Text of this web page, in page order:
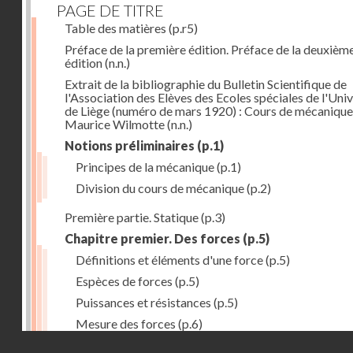
PAGE DE TITRE
Table des matières (p.r5)
Préface de la première édition. Préface de la
édition(n.n.)
Extrait de la bibliographie du Bulletin Scientifique de
l'Association des Elèves des Ecoles spéciales de
de Liège (numéro de mars 1920) : Cours de
Maurice Wilmotte(n.n.)
Notions préliminaires (p.1)
Principes de la mécanique(p.1)
Division du cours de mécanique(p.2)
Première partie. Statique(p.3)
Chapitre premier. Des forces (p.5)
Définitions et éléments d'une force(p.5)
Espèces de forces (p.5)
Puissances et résistances (p.5)
Mesure des forces (p.6)